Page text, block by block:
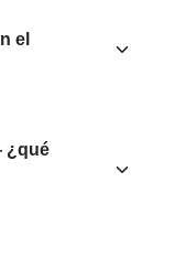
el
¿qué